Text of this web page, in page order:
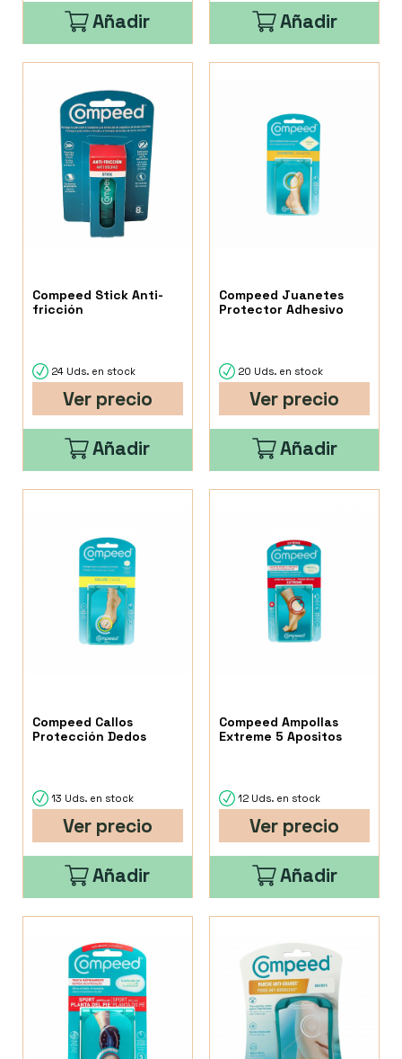
Añadir Añadir
Compeed Stick Anti-
fricción
24 Uds. en stock
Ver precio
Añadir
Compeed Juanetes
Protector Adhesivo
20 Uds. en stock
Ver precio
Añadir
Compeed Callos
Protección Dedos
13 Uds. en stock
Ver precio
Añadir
Compeed Ampollas
Extreme 5 Apositos
12 Uds. en stock
Ver precio
Añadir